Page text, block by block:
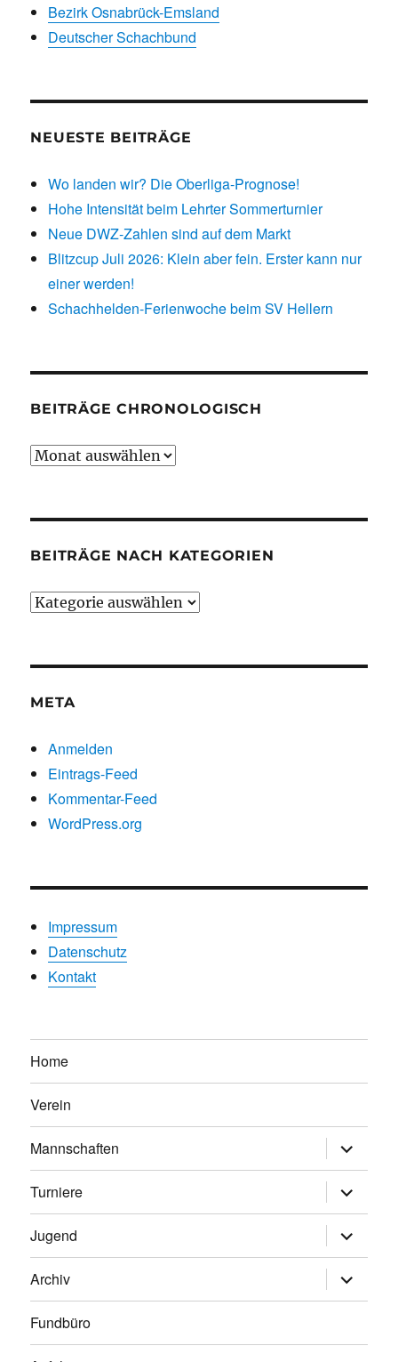
Bezirk Osnabrück-Emsland
Deutscher Schachbund
NEUESTE BEITRÄGE
Wo landen wir? Die Oberliga-Prognose!
Hohe Intensität beim Lehrter Sommerturnier
Neue DWZ-Zahlen sind auf dem Markt
Blitzcup Juli 2026: Klein aber fein. Erster kann nur
einer werden!
Schachhelden-Ferienwoche beim SV Hellern
BEITRÄGE CHRONOLOGISCH
Beiträge
BEITRÄGE NACH KATEGORIEN
Beiträge
META
Anmelden
Eintrags-Feed
Kommentar-Feed
WordPress.org
Impressum
Datenschutz
Kontakt
Home
Verein
Mannschaften
anzeigen
Turniere
anzeigen
Jugend
anzeigen
Archiv
anzeigen
Fundbüro